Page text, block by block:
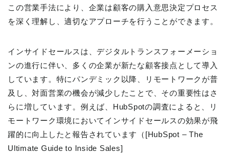
この営業手法により、企業は顧客の購入意思決定プロセス
を深く理解し、適切なアプローチを行うことができます。
インサイドセールスは、デジタルトランスフォーメーショ
ンの進行に伴い、多くの企業が新たな顧客接点として導入
しています。特にパンデミック以降、リモートワークが普
及し、対面営業の機会が減少したことで、その重要性はさ
らに増しています。例えば、HubSpotの調査によると、リ
モートワーク環境においてインサイドセールスの効果が飛
躍的に向上したと報告されています（[HubSpot – The
Ultimate Guide to Inside Sales]